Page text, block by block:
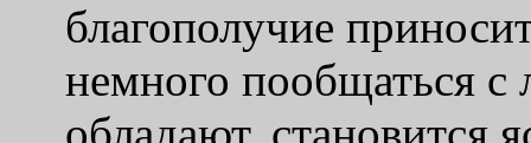
благополучие
немного пообщаться
обладают, становится